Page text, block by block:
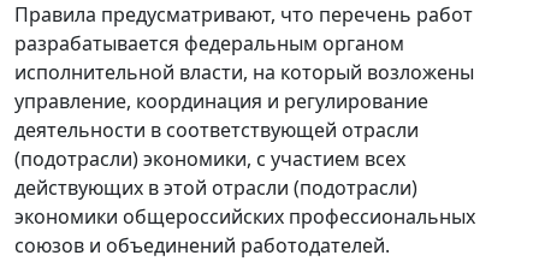
Правила предусматривают, что перечень работ
разрабатывается федеральным органом
исполнительной власти, на который возложены
управление, координация и регулирование
деятельности в соответствующей отрасли
(подотрасли) экономики, с участием всех
действующих в этой отрасли (подотрасли)
экономики общероссийских профессиональных
союзов и объединений работодателей.